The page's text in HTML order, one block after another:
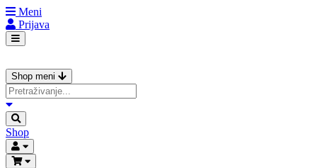
Meni
Prijava
Shop meni
Shop